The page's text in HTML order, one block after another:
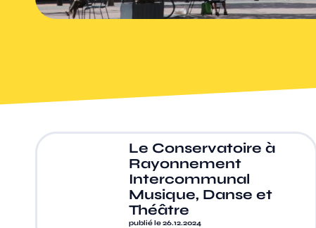
Le Conservatoire à
Rayonnement
Intercommunal
Musique, Danse et
Théâtre
publié le 26.12.2024